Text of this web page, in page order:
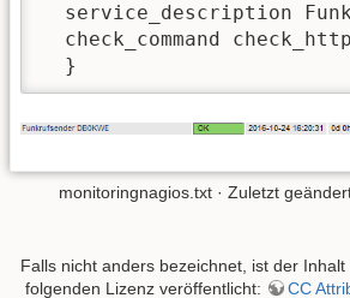
service_description
check_command
  }
monitoringnagios.txt · Zuletzt
Falls nicht anders bezeichnet, ist der
folgenden Lizenz veröffentlicht:
CC